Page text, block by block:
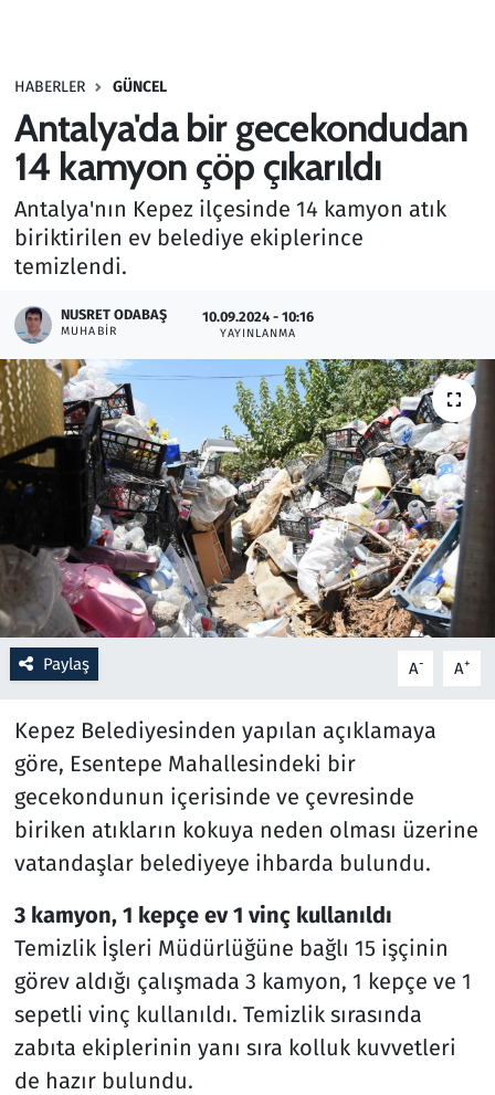
HABERLER GÜNCEL
Antalya'da bir gecekondudan
14 kamyon çöp çıkarıldı
Antalya'nın Kepez ilçesinde 14 kamyon atık
biriktirilen ev belediye ekiplerince
temizlendi.
NUSRET ODABAŞ
MUHABIR
10.09.2024 - 10:16
YAYINLANMA
Paylaş A- A+
Kepez Belediyesinden yapılan açıklamaya
göre, Esentepe Mahallesindeki bir
gecekondunun içerisinde ve çevresinde
biriken atıkların kokuya neden olması üzerine
vatandaşlar belediyeye ihbarda bulundu.
3 kamyon, 1 kepçe ev 1 vinç kullanıldı
Temizlik İşleri Müdürlüğüne bağlı 15 işçinin
görev aldığı çalışmada 3 kamyon, 1 kepçe ve 1
sepetli vinç kullanıldı. Temizlik sırasında
zabıta ekiplerinin yanı sıra kolluk kuvvetleri
de hazır bulundu.
Haber
Kültür Sanat
Kurumsal Haberler
Lezzet Durağı
Memur ve Kamu
Otomobil
Oyun
Ramazan
Resmi İlanlar
Rüya Tabirleri
Sağlık
Savunma Sanayi
Seçim 2023
Spor
Televizyon